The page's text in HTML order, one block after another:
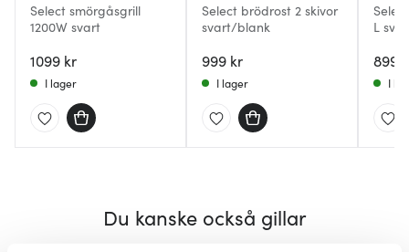
Select smörgåsgrill
1200W svart
1099 kr
I lager
Select brödrost 2 skivor
svart/blank
999 kr
I lager
L
899
I
Du kanske också gillar